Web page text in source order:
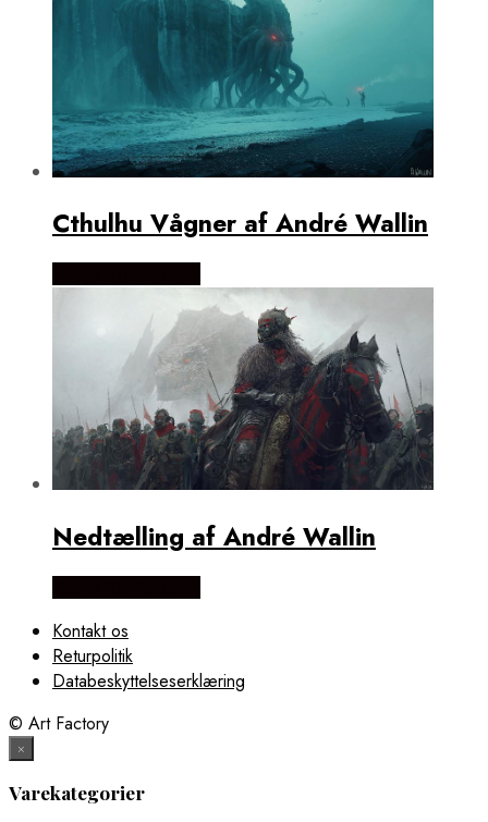
Cthulhu Vågner af André Wallin
Nedtælling af André Wallin
Kontakt os
Returpolitik
Databeskyttelseserklæring
© Art Factory
×
Varekategorier